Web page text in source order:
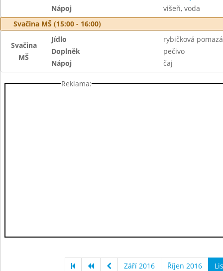
Nápoj
višeň, voda
Svačina MŠ (15:00 - 16:00)
Svačina
MŠ
Jídlo
rybičková
Doplněk
pečivo
Nápoj
čaj
Reklama:
Září 2016 Říjen 2016